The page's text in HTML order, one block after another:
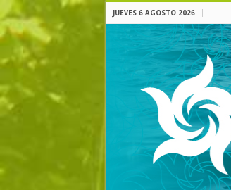
JUEVES 6 AGOSTO 2026